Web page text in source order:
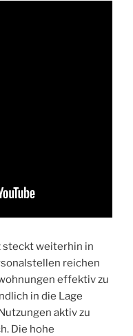
steckt weiterhin in
reichen
effektiv zu
in die Lage
aktiv zu
Die hohe